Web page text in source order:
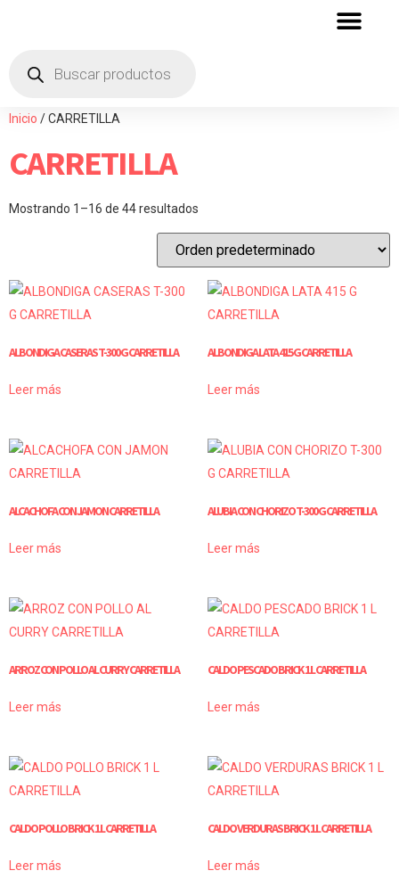
Inicio / CARRETILLA
CARRETILLA
Mostrando 1–16 de 44 resultados
ALBONDIGA CASERAS T-300 G CARRETILLA
Leer más
ALBONDIGA LATA 415 G CARRETILLA
Leer más
ALCACHOFA CON JAMON CARRETILLA
Leer más
ALUBIA CON CHORIZO T-300 G CARRETILLA
Leer más
ARROZ CON POLLO AL CURRY CARRETILLA
Leer más
CALDO PESCADO BRICK 1 L CARRETILLA
Leer más
CALDO POLLO BRICK 1 L CARRETILLA
Leer más
CALDO VERDURAS BRICK 1 L CARRETILLA
Leer más